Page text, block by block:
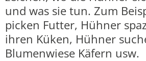
und was sie tun. Zum
picken Futter, Hühner
ihren Küken, Hühner
Blumenwiese Käfern usw.